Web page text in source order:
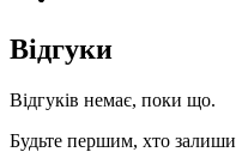
Відгуки
Відгуків немає, поки що.
Будьте першим, хто